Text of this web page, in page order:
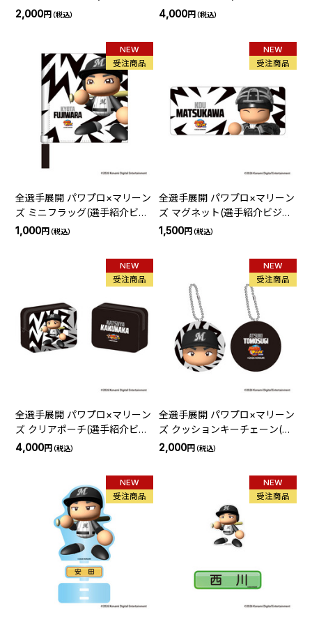
ジョン)
2,000円（税込）
ョン)
4,000円（税込）
NEW
受注商品
全選手展開 パワプロ×マリーン
ズ ミニフラッグ(選手紹介ビジ
ョン)
1,000円（税込）
NEW
受注商品
全選手展開 パワプロ×マリーン
ズ マグネット(選手紹介ビジョ
ン)
1,500円（税込）
NEW
受注商品
全選手展開 パワプロ×マリーン
ズ クリアポーチ(選手紹介ビジ
ョン)
4,000円（税込）
NEW
受注商品
全選手展開 パワプロ×マリーン
ズ クッションキーチェーン(選
手紹介ビジョン)
2,000円（税込）
NEW
受注商品
NEW
受注商品